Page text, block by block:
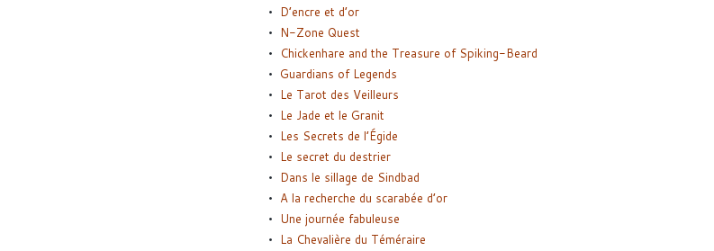
D’encre et d’or
N-Zone Quest
Chickenhare and the Treasure of Spiking-Beard
Guardians of Legends
Le Tarot des Veilleurs
Le Jade et le Granit
Les Secrets de l’Égide
Le secret du destrier
Dans le sillage de Sindbad
A la recherche du scarabée d’or
Une journée fabuleuse
La Chevalière du Téméraire